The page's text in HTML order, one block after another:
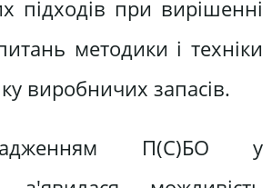
підходів при вирішенні
методики і техніки
виробничих запасів.
П(С)БО у